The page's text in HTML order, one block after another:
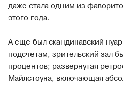
даже стала одним из
этого года.
А еще был скандинавский
подсчетам, зрительский зал
процентов; развернутая
Майлстоуна, включающая